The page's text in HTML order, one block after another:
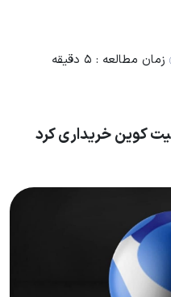
زمان مطالعه : ۵ دقیقه